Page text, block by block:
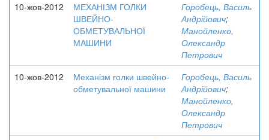
10-жов-2012
МЕХАНІЗМ ГОЛКИ
ШВЕЙНО-
ОБМЕТУВАЛЬНОЇ
МАШИНИ
Горобець, Василь
Андрійович;
Манойленко,
Олександр
Петрович
10-жов-2012
Механізм голки швейно-
обметувальної машини
Горобець, Василь
Андрійович;
Манойленко,
Олександр
Петрович